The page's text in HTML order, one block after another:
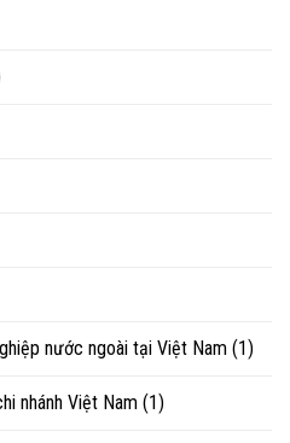
nước ngoài tại Việt Nam (1)
nhánh Việt Nam (1)